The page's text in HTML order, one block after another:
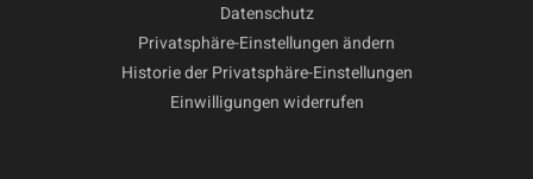
Datenschutz
Privatsphäre-Einstellungen ändern
Historie der Privatsphäre-Einstellungen
Einwilligungen widerrufen